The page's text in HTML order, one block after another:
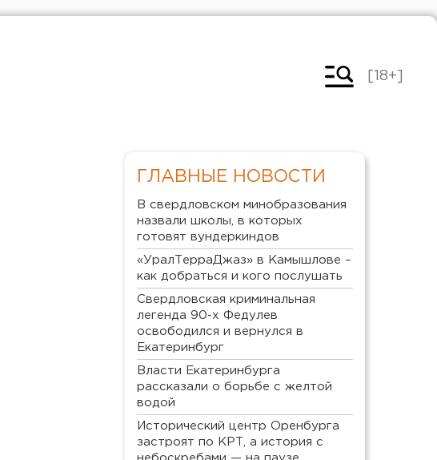
[18+]
ГЛАВНЫЕ НОВОСТИ
В свердловском минобразования
назвали школы, в которых
готовят вундеркиндов
«УралТерраДжаз» в Камышлове –
как добраться и кого послушать
Свердловская криминальная
легенда 90-х Федулев
освободился и вернулся в
Екатеринбург
Власти Екатеринбурга
рассказали о борьбе с желтой
водой
Исторический центр Оренбурга
застроят по КРТ, а история с